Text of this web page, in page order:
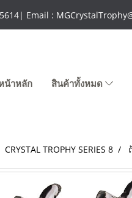
Email :
น้าหลัก สินค้าทั้งหมด
CRYSTAL TROPHY SERIES 8